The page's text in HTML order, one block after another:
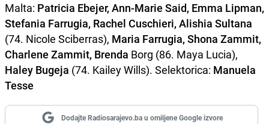
Malta: Patricia Ebejer, Ann-Marie Said, Emma Lipman,
Stefania Farrugia, Rachel Cuschieri, Alishia Sultana
(74. Nicole Sciberras), Maria Farrugia, Shona Zammit,
Charlene Zammit, Brenda Borg (86. Maya Lucia),
Haley Bugeja (74. Kailey Wills). Selektorica: Manuela
Tesse
Dodajte Radiosarajevo.ba u omiljene Google izvore